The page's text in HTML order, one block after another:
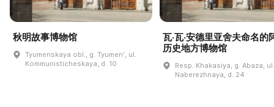
秋明故事博物馆
Tyumenskaya obl., g. Tyumenʹ, ul.
Kommunisticheskaya, d. 10
瓦·瓦·安德里亚舍夫命名的
历史地方博物馆
Resp. Khakasiya, g. Abaza, ul.
Naberezhnaya, d. 24